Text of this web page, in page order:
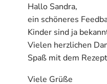
Hallo Sandra,
ein schöneres
Kinder sind ja
Vielen herzlichen
Spaß mit dem
Viele Grüße